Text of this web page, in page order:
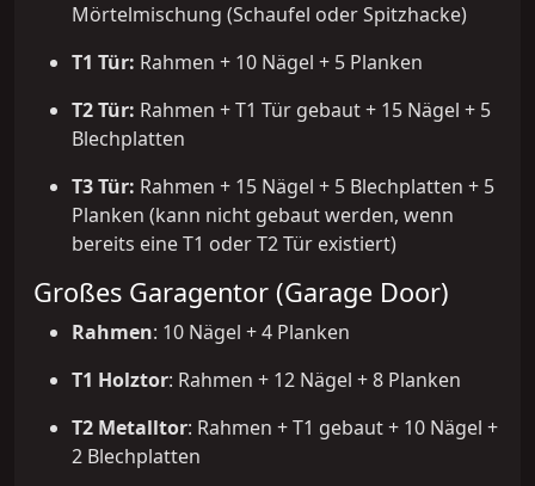
Mörtelmischung (Schaufel oder Spitzhacke)
T1 Tür: Rahmen + 10 Nägel + 5 Planken
T2 Tür: Rahmen + T1 Tür gebaut + 15 Nägel + 5
Blechplatten
T3 Tür: Rahmen + 15 Nägel + 5 Blechplatten + 5
Planken (kann nicht gebaut werden, wenn
bereits eine T1 oder T2 Tür existiert)
Großes Garagentor (Garage Door)
Rahmen: 10 Nägel + 4 Planken
T1 Holztor: Rahmen + 12 Nägel + 8 Planken
T2 Metalltor: Rahmen + T1 gebaut + 10 Nägel +
2 Blechplatten